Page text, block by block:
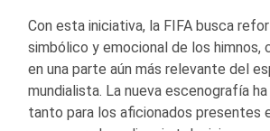
Con esta iniciativa, la FIFA busca
simbólico y emocional de los himnos,
en una parte aún más relevante del
mundialista. La nueva escenografía
tanto para los aficionados presentes